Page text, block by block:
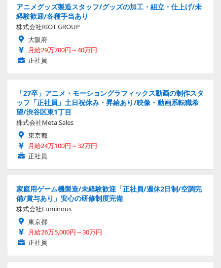
アニメグッズ製造スタッフ/グッズの加工・組立・仕上げ/未
経験歓迎/各種手当あり
株式会社RIOT GROUP
大阪府
月給29万700円～40万円
正社員
「27卒」アニメ・モーショングラフィックス動画の制作スタ
ッフ「正社員」土日祝休み・昇給あり/映像・動画系転職希
望/渋谷区東1丁目
株式会社Meta Sales
東京都
月給24万100円～32万円
正社員
家庭用ゲーム機製造/未経験歓迎「正社員/週休2日制/空調完
備/賞与あり」安心の研修制度完備
株式会社Luminous
東京都
月給26万5,000円～30万円
正社員